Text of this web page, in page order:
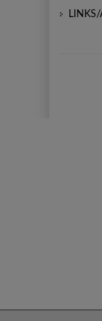
LINKS/